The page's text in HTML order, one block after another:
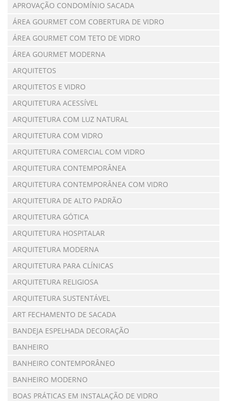
APROVAÇÃO CONDOMÍNIO SACADA
ÁREA GOURMET COM COBERTURA DE VIDRO
ÁREA GOURMET COM TETO DE VIDRO
ÁREA GOURMET MODERNA
ARQUITETOS
ARQUITETOS E VIDRO
ARQUITETURA ACESSÍVEL
ARQUITETURA COM LUZ NATURAL
ARQUITETURA COM VIDRO
ARQUITETURA COMERCIAL COM VIDRO
ARQUITETURA CONTEMPORÂNEA
ARQUITETURA CONTEMPORÂNEA COM VIDRO
ARQUITETURA DE ALTO PADRÃO
ARQUITETURA GÓTICA
ARQUITETURA HOSPITALAR
ARQUITETURA MODERNA
ARQUITETURA PARA CLÍNICAS
ARQUITETURA RELIGIOSA
ARQUITETURA SUSTENTÁVEL
ART FECHAMENTO DE SACADA
BANDEJA ESPELHADA DECORAÇÃO
BANHEIRO
BANHEIRO CONTEMPORÂNEO
BANHEIRO MODERNO
BOAS PRÁTICAS EM INSTALAÇÃO DE VIDRO